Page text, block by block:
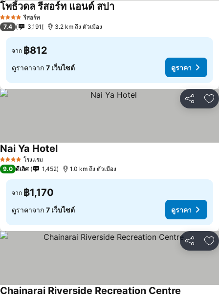
4 ดาว รีสอร์ท
โพธิ์วดล รีสอร์ท แอนด์ สปา
7.4 3,191 3.2 km ถึง ตัวเมือง
จาก ฿812
ดูราคาจาก 7 เว็บไซต์ ดูราคา
แชร์ เ
4 ดาว โรงแรม
Nai Ya Hotel
9.0 ดีเลิศ 1,452 1.0 km ถึง ตัวเมือง
จาก ฿1,170
ดูราคาจาก 7 เว็บไซต์ ดูราคา
แชร์ เ
Chainarai Riverside Recreation Centre